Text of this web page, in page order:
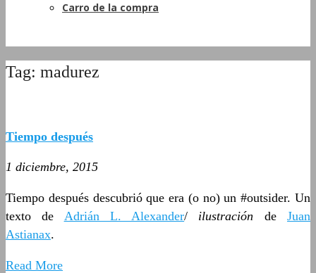
Carro de la compra
Tag: madurez
Tiempo después
1 diciembre, 2015
Tiempo después descubrió que era (o no) un #outsider. Un
texto de Adrián L. Alexander/ ilustración deJuan
Astianax.
Read More